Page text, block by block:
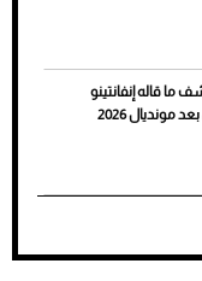
للقميص
ما قاله إنفانتينو
مونديال 2026
طريقة استخراج رقم